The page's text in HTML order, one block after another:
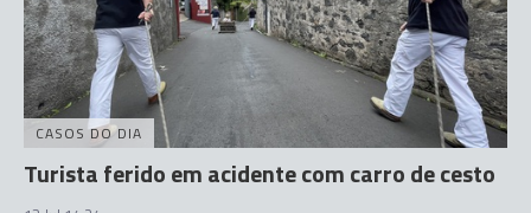
CASOS DO DIA
Turista ferido em acidente com carro de cesto